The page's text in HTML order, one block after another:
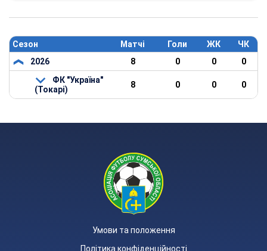
Сезон Матчі Голи ЖК
ЧК
2026
8 0 0
0
ФК "Україна"
(Токарі)
8 0 0 0
Умови та положення
Політика конфіденційності